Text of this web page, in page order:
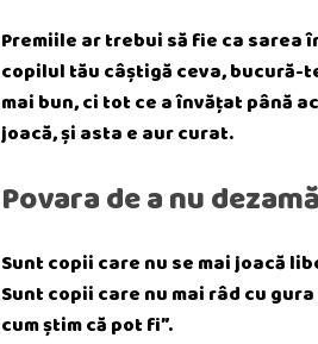
Premiile ar trebui să fie ca sarea
copilul tău câștigă ceva, bucură-
mai bun, ci tot ce a învățat până
joacă, și asta e aur curat.
Povara de a nu
Sunt copii care nu se mai joacă
Sunt copii care nu mai râd cu
cum știm că pot fi”.